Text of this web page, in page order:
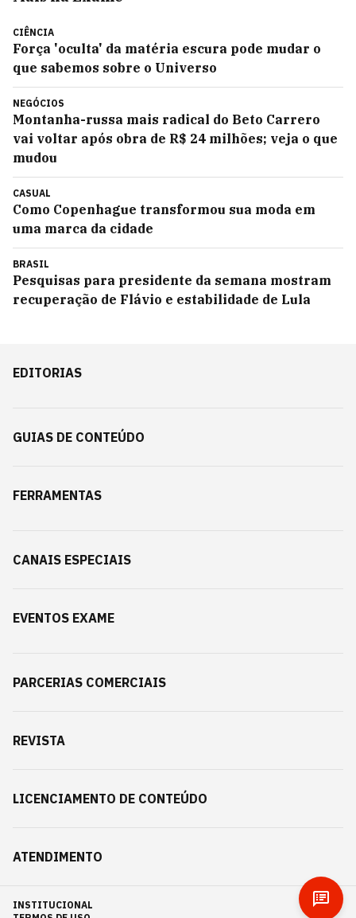
CIÊNCIA
Força 'oculta' da matéria escura pode mudar o
que sabemos sobre o Universo
NEGÓCIOS
Montanha-russa mais radical do Beto Carrero
vai voltar após obra de R$ 24 milhões; veja o que
mudou
CASUAL
Como Copenhague transformou sua moda em
uma marca da cidade
BRASIL
Pesquisas para presidente da semana mostram
recuperação de Flávio e estabilidade de Lula
EDITORIAS
GUIAS DE CONTEÚDO
FERRAMENTAS
CANAIS ESPECIAIS
EVENTOS EXAME
PARCERIAS COMERCIAIS
REVISTA
LICENCIAMENTO DE CONTEÚDO
ATENDIMENTO
INSTITUCIONAL